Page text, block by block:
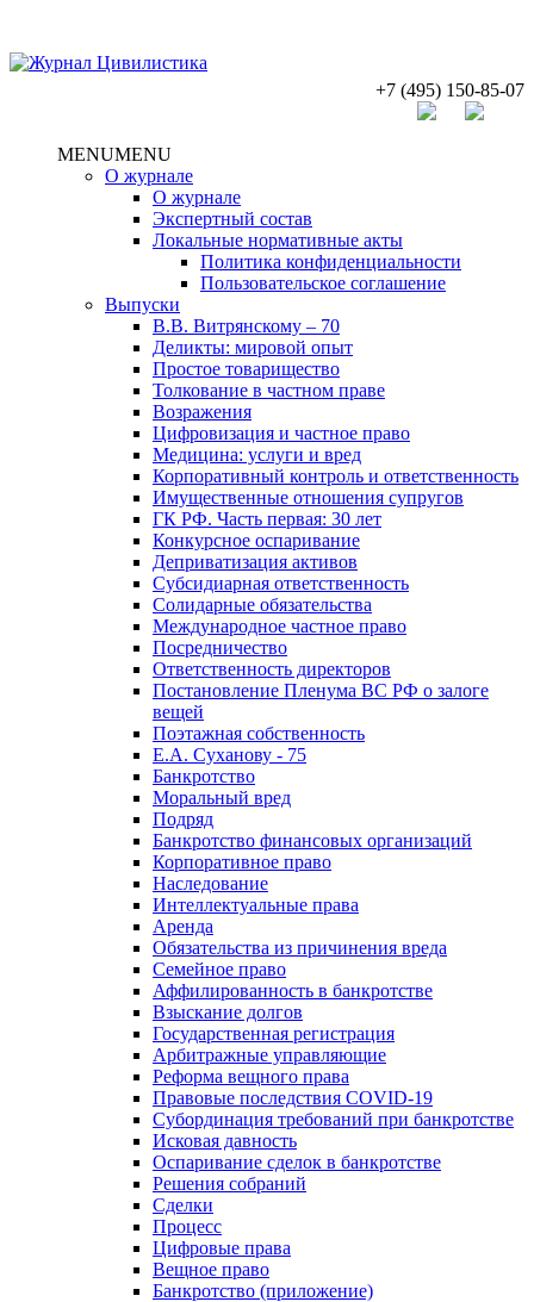
+7 (495) 150-85-07
MENUMENU
О журнале
О журнале
Экспертный состав
Локальные нормативные акты
Политика конфиденциальности
Пользовательское соглашение
Выпуски
В.В. Витрянскому – 70
Деликты: мировой опыт
Простое товарищество
Толкование в частном праве
Возражения
Цифровизация и частное право
Медицина: услуги и вред
Корпоративный контроль и ответственность
Имущественные отношения супругов
ГК РФ. Часть первая: 30 лет
Конкурсное оспаривание
Деприватизация активов
Субсидиарная ответственность
Солидарные обязательства
Международное частное право
Посредничество
Ответственность директоров
Постановление Пленума ВС РФ о залоге
вещей
Поэтажная собственность
Е.А. Суханову - 75
Банкротство
Моральный вред
Подряд
Банкротство финансовых организаций
Корпоративное право
Наследование
Интеллектуальные права
Аренда
Обязательства из причинения вреда
Семейное право
Аффилированность в банкротстве
Взыскание долгов
Государственная регистрация
Арбитражные управляющие
Реформа вещного права
Правовые последствия COVID-19
Субординация требований при банкротстве
Исковая давность
Оспаривание сделок в банкротстве
Решения собраний
Сделки
Процесс
Цифровые права
Вещное право
Банкротство (приложение)